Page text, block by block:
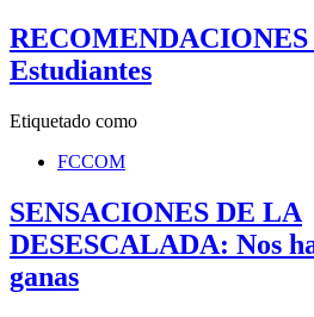
Estudiantes
Etiquetado como
FCCOM
SENSACIONES DE LA
DESESCALADA: Nos
ganas